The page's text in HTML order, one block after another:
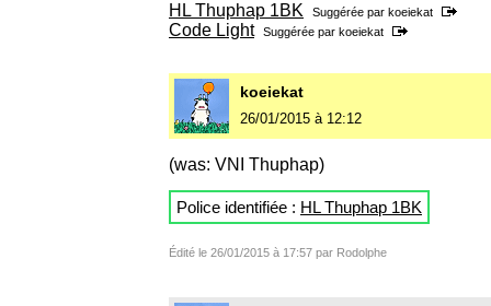
HL Thuphap 1BK Suggérée par koeiekat
Code Light Suggérée par koeiekat
koeiekat
26/01/2015 à 12:12
(was: VNI Thuphap)
Police identifiée : HL Thuphap 1BK
Édité le 26/01/2015 à 17:57 par Rodolphe